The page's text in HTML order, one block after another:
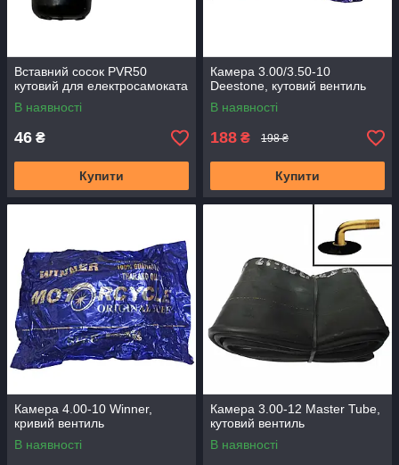
Вставний сосок PVR50
кутовий для електросамоката
В наявності
46 ₴
Купити
Камера 3.00/3.50-10
Deestone, кутовий вентиль
В наявності
188 ₴ 198 ₴
Купити
Камера 4.00-10 Winner,
кривий вентиль
В наявності
Камера 3.00-12 Master Tube,
кутовий вентиль
В наявності